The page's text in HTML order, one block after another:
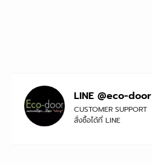
LINE @eco-door
CUSTOMER SUPPORT
สั่งซื้อได้ที่ LINE